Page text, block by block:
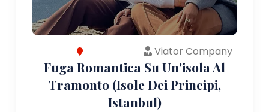
Viator Company
Fuga Romantica Su Un'isola Al
Tramonto (Isole Dei Principi,
Istanbul)